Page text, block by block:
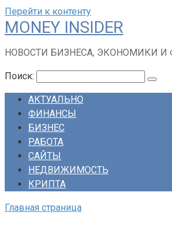
Перейти к контенту
MONEY INSIDER
НОВОСТИ БИЗНЕСА, ЭКОНОМИКИ И
Поиск:
АКТУАЛЬНО
ФИНАНСЫ
БИЗНЕС
РАБОТА
САЙТЫ
НЕДВИЖИМОСТЬ
КРИПТА
Главная страница